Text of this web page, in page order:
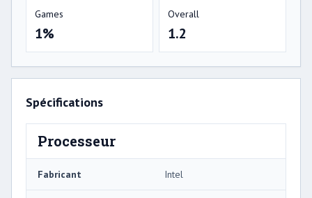
Games
1%
Overall
1.2
Spécifications
Processeur
Fabricant Intel